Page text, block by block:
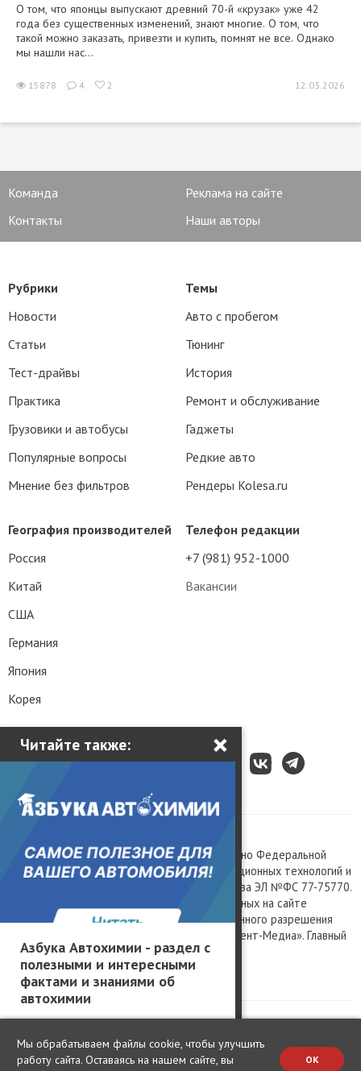
Читайте также: ×
Азбука Автохимии - раздел с
полезными и интересными
фактами и знаниями об
автохимии
О том, что японцы выпускают древний 70-й «крузак» уже 42
года без существенных изменений, знают многие. О том, что
такой можно заказать, привезти и купить, помнят не все. Однако
мы нашли нас...
15878 4 2 12.03.2026
Команда
Реклама на сайте
Контакты
Наши авторы
Телефон редакции
+7 (981) 952-1000
Вакансии
Рубрики
Новости
Статьи
Тест-драйвы
Практика
Грузовики и автобусы
Популярные вопросы
Мнение без фильтров
Темы
Авто с пробегом
Тюнинг
История
Ремонт и обслуживание
Гаджеты
Редкие авто
Рендеры Kolesa.ru
География производителей
Россия
Китай
США
Германия
Япония
Корея
Сетевое издание «Kolesa.ru», зарегистрировано Федеральной
службой по надзору в сфере связи, информационных технологий и
массовых коммуникаций, номер свидетельства ЭЛ №ФС 77-75770.
Любое использование материалов, размещенных на сайте
www.kolesa.ru, допускается только с письменного разрешения
правообладателя. Учредитель ООО «Президент-Медиа». Главный
редактор Баландин М.А. 0+
Политика конфиденциальности
Мы обрабатываем файлы cookie, чтобы улучшить
работу сайта. Оставаясь на нашем сайте, вы
OK